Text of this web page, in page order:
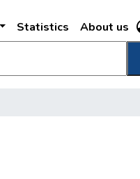
Statistics About us